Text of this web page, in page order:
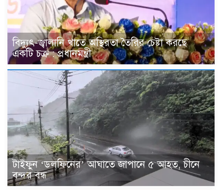
বিদ্যুৎ-জ্বালানি খাতে অস্থিরতা তৈরির চেষ্টা করছে
একটি চক্র : প্রধানমন্ত্রী
টাইফুন ‘ডলফিনের’ আঘাতে জাপানে ৫ আহত, চীনে
বন্দর বন্ধ